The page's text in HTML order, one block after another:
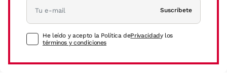
Suscríbete
He leído y acepto la Política dePrivacidady los
términos y condiciones